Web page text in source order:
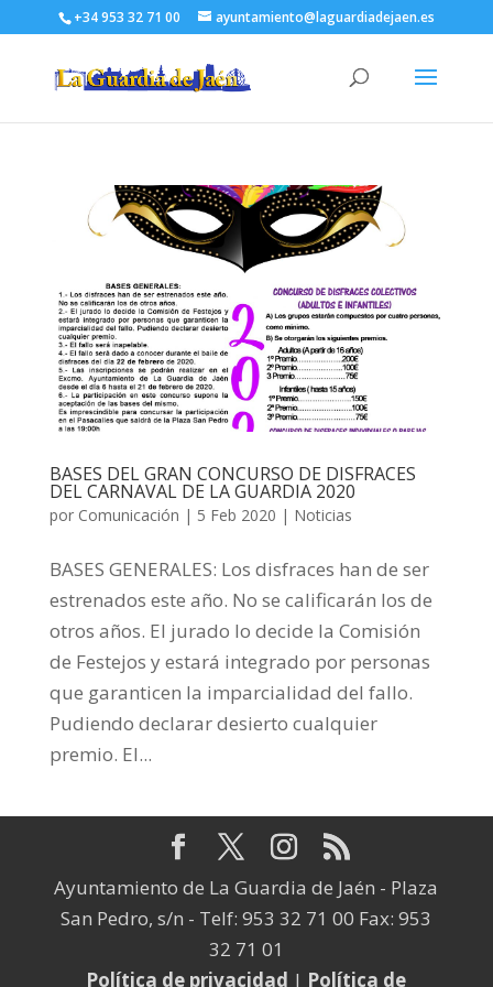
+34 953 32 71 00 ayuntamiento@laguardiadejaen.es
BASES DEL GRAN CONCURSO DE DISFRACES
DEL CARNAVAL DE LA GUARDIA 2020
por Comunicación | 5 Feb 2020 | Noticias
BASES GENERALES: Los disfraces han de ser
estrenados este año. No se calificarán los de
otros años. El jurado lo decide la Comisión
de Festejos y estará integrado por personas
que garanticen la imparcialidad del fallo.
Pudiendo declarar desierto cualquier
premio. El...
Ayuntamiento de La Guardia de Jaén - Plaza
San Pedro, s/n - Telf: 953 32 71 00 Fax: 953
32 71 01
Política de privacidad | Política de